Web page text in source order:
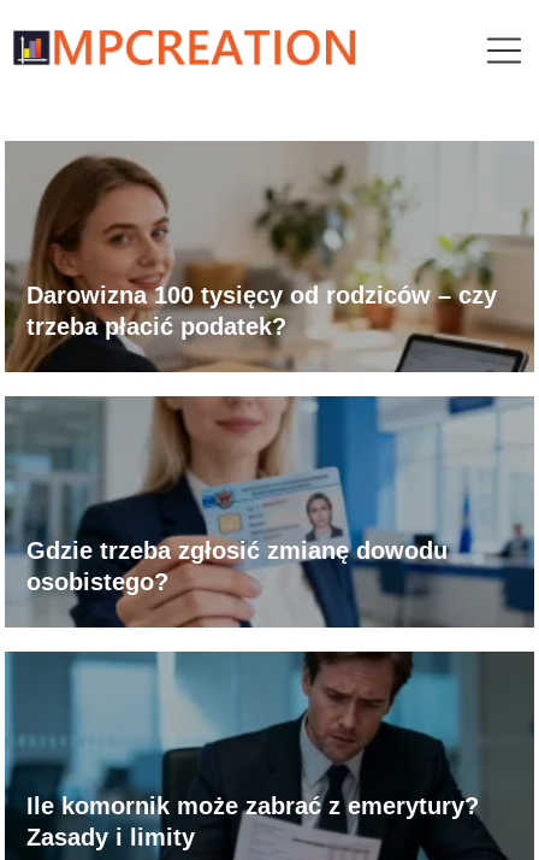
Darowizna 100 tysięcy od rodziców – czy
trzeba płacić podatek?
Gdzie trzeba zgłosić zmianę dowodu
osobistego?
Ile komornik może zabrać z emerytury?
Zasady i limity